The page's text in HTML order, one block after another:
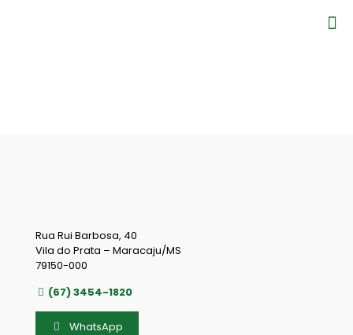
Rua Rui Barbosa, 40
Vila do Prata – Maracaju/MS
79150-000
(67) 3454-1820
WhatsApp